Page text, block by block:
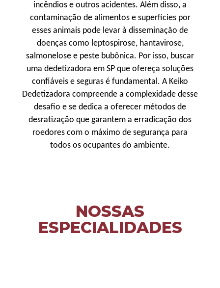
incêndios e outros acidentes. Além disso, a
contaminação de alimentos e superfícies por
esses animais pode levar à disseminação de
doenças como leptospirose, hantavirose,
salmonelose e peste bubônica. Por isso, buscar
uma dedetizadora em SP que ofereça soluções
confiáveis e seguras é fundamental. A Keiko
Dedetizadora compreende a complexidade desse
desafio e se dedica a oferecer métodos de
desratização que garantem a erradicação dos
roedores com o máximo de segurança para
todos os ocupantes do ambiente.
NOSSAS
ESPECIALIDADES